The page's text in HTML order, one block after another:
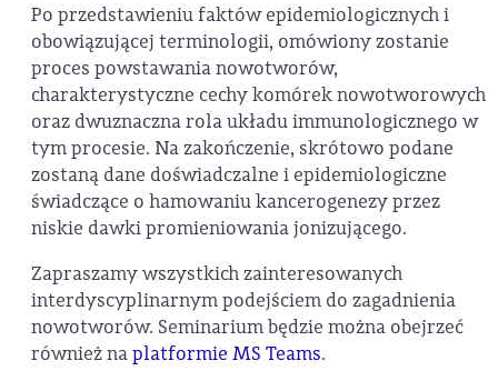
Po przedstawieniu faktów epidemiologicznych i
obowiązującej terminologii, omówiony zostanie
proces powstawania nowotworów,
charakterystyczne cechy komórek nowotworowych
oraz dwuznaczna rola układu immunologicznego w
tym procesie. Na zakończenie, skrótowo podane
zostaną dane doświadczalne i epidemiologiczne
świadczące o hamowaniu kancerogenezy przez
niskie dawki promieniowania jonizującego.
Zapraszamy wszystkich zainteresowanych
interdyscyplinarnym podejściem do zagadnienia
nowotworów. Seminarium będzie można obejrzeć
również naplatformie MS Teams.